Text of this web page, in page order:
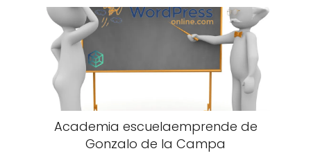
Academia escuelaemprende de
Gonzalo de la Campa